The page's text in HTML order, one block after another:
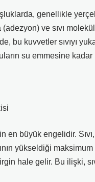
genellikle
(adezyon) ve sıvı
bu kuvvetler sıvıyı
su emmesine
en büyük engelidir.
yükseldiği
hale gelir. Bu ilişki,